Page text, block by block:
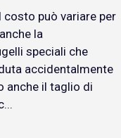
costo può variare per
la
speciali che
accidentalmente
anche il taglio di